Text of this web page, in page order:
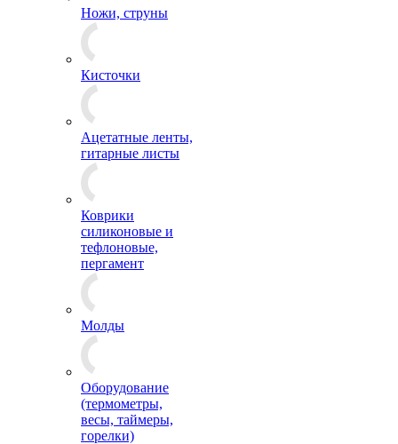
Ножи, струны
Кисточки
Ацетатные ленты,
гитарные листы
Коврики
силиконовые и
тефлоновые,
пергамент
Молды
Оборудование
(термометры,
весы, таймеры,
горелки)